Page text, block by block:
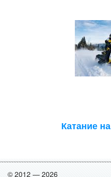
Катание
© 2012 — 2026